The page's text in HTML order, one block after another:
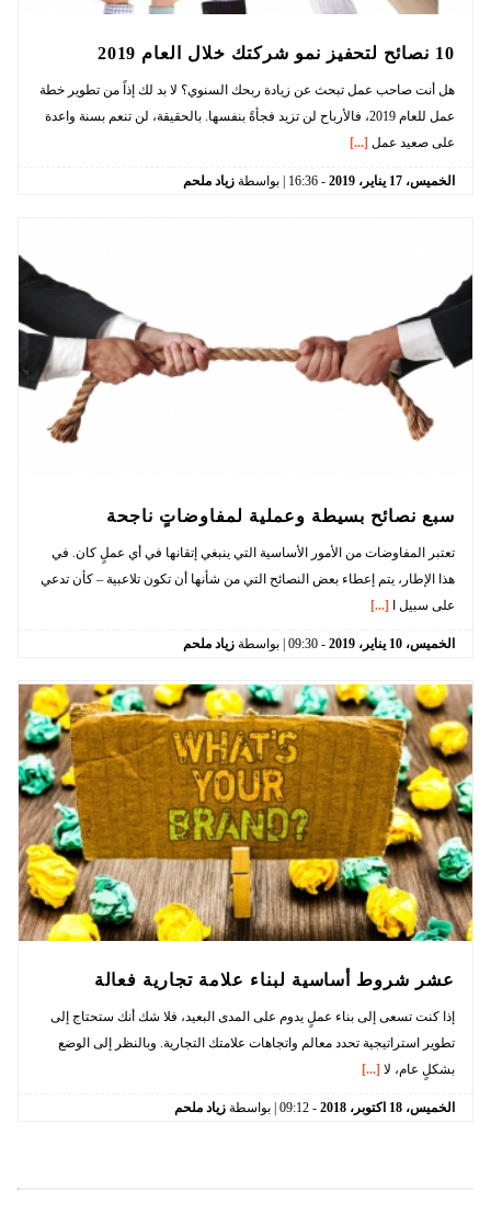
10 نصائح لتحفيز نمو شركتك خلال العام 2019
هل أنت صاحب عمل تبحث عن زيادة ربحك السنوي؟ لا بد لك إذاً من تطوير خطة
عمل للعام 2019، فالأرباح لن تزيد فجأةً بنفسها. بالحقيقة، لن تنعم بسنة واعدة
على صعيد عمل [...]
الخميس، 17 يناير، 2019
-
16:36 | بواسطة زياد ملحم
سبع نصائح بسيطة وعملية لمفاوضاتٍ ناجحة
تعتبر المفاوضات من الأمور الأساسية التي ينبغي إتقانها في أي عملٍ كان. في
هذا الإطار، يتم إعطاء بعض النصائح التي من شأنها أن تكون تلاعبية – كأن تدعي
على سبيل ا
[...]
الخميس، 10 يناير، 2019
-
09:30 | بواسطة زياد ملحم
عشر شروط أساسية لبناء علامة تجارية فعالة
إذا كنت تسعى إلى بناء عملٍ يدوم على المدى البعيد، فلا شك أنك ستحتاج إلى
تطوير استراتيجية تحدد معالم واتجاهات علامتك التجارية. وبالنظر إلى الوضع
بشكلٍ عام، لا [...]
الخميس، 18 اكتوبر، 2018
-
09:12 | بواسطة زياد ملحم